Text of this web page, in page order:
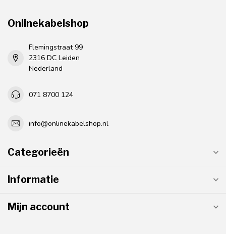
Onlinekabelshop
Flemingstraat 99
2316 DC Leiden
Nederland
071 8700 124
info@onlinekabelshop.nl
Categorieën
Informatie
Mijn account